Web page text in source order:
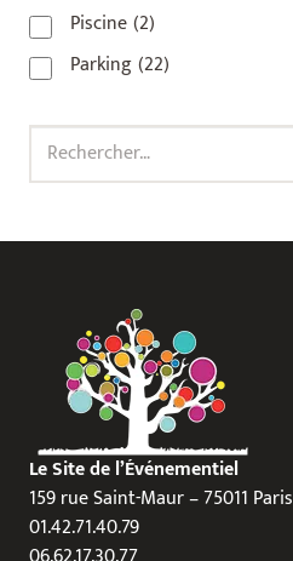
Piscine(2)
Parking(22)
Rechercher :
Le Site de l’Événementiel
159 rue Saint-Maur – 75011 Paris
01.42.71.40.79